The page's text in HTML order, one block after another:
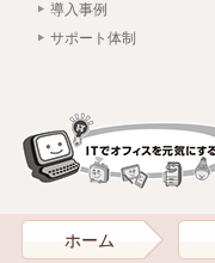
導入事例
サポート体制
ホーム